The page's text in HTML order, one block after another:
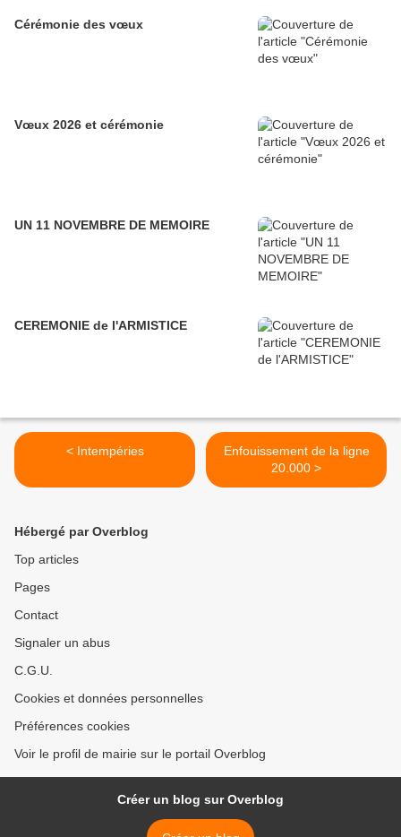
Cérémonie des vœux
Vœux 2026 et cérémonie
UN 11 NOVEMBRE DE MEMOIRE
CEREMONIE de l'ARMISTICE
< Intempéries
Enfouissement de la ligne
20.000 >
Hébergé par Overblog
Top articles
Pages
Contact
Signaler un abus
C.G.U.
Cookies et données personnelles
Préférences cookies
Voir le profil de mairie sur le portail Overblog
Créer un blog sur Overblog